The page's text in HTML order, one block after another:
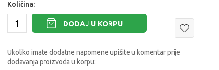
Količina:
DODAJ U KORPU
Ukoliko imate dodatne napomene upišite u komentar prije
dodavanja proizvoda u korpu: